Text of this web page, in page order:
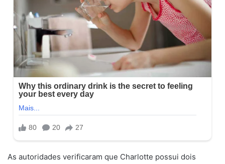
As autoridades verificaram que Charlotte possui dois